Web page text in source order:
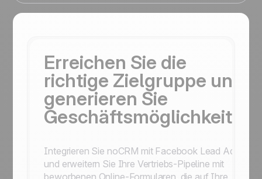
Erreichen Sie die
richtige Zielgruppe und
generieren Sie
Geschäftsmöglichkeiten
Integrieren Sie noCRM mit Facebook Lead Ads
und erweitern Sie Ihre Vertriebs-Pipeline mit
beworbenen Online-Formularen, die auf Ihre